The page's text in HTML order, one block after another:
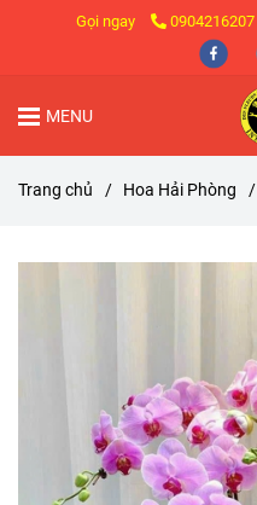
Gọi ngay 0904216207
MENU
Trang chủ / Hoa Hải Phòng /